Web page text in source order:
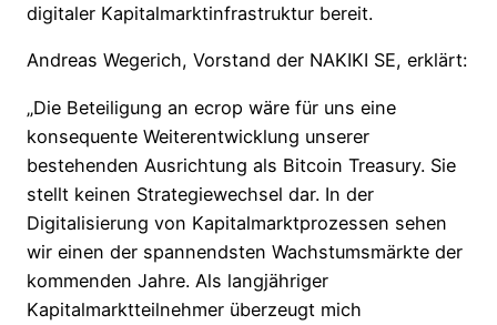
digitaler Kapitalmarktinfrastruktur bereit.
Andreas Wegerich, Vorstand der NAKIKI SE, erklärt:
„Die Beteiligung an ecrop wäre für uns eine
konsequente Weiterentwicklung unserer
bestehenden Ausrichtung als Bitcoin Treasury. Sie
stellt keinen Strategiewechsel dar. In der
Digitalisierung von Kapitalmarktprozessen sehen
wir einen der spannendsten Wachstumsmärkte der
kommenden Jahre. Als langjähriger
Kapitalmarktteilnehmer überzeugt mich